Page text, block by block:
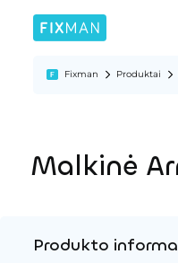
Fixman Produktai
Malkinė
Produkto